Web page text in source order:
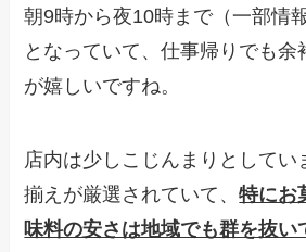
朝9時から夜10時まで（一部情
となっていて、仕事帰りでも余
が嬉しいですね。
店内は少しこじんまりとしてい
揃えが厳選されていて、特にお
味料の安さは地域でも群を抜い